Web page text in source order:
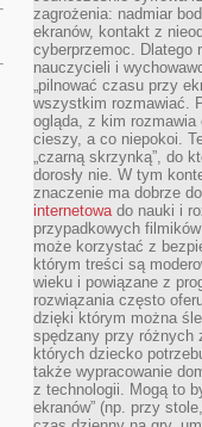
zagrożenia: nadmiar
ekranów, kontakt z
cyberprzemoc. Dlatego
nauczycieli i
„pilnować czasu przy
wszystkim rozmawiać.
ogląda, z kim
cieszy, a co niepokoi.
„czarną skrzynką”, do
dorosły nie. W tym
znaczenie ma dobrze
internetowado nauki i
przypadkowych
może korzystać z
którym treści są
wieku i powiązane z
rozwiązania często
dzięki którym można
spędzany przy różnych
których dziecko
także wypracowanie
z technologii. Mogą to
ekranów” (np. przy